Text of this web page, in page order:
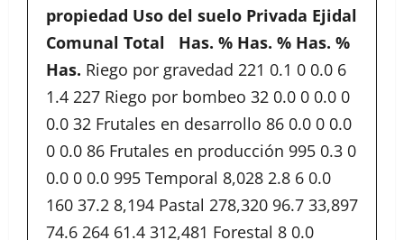
propiedad Uso del suelo Privada Ejidal
Comunal Total Has. % Has. % Has. %
Has. Riego por gravedad 221 0.1 0 0.0 6
1.4 227 Riego por bombeo 32 0.0 0 0.0 0
0.0 32 Frutales en desarrollo 86 0.0 0 0.0
0 0.0 86 Frutales en producción 995 0.3 0
0.0 0 0.0 995 Temporal 8,028 2.8 6 0.0
160 37.2 8,194 Pastal 278,320 96.7 33,897
74.6 264 61.4 312,481 Forestal 8 0.0